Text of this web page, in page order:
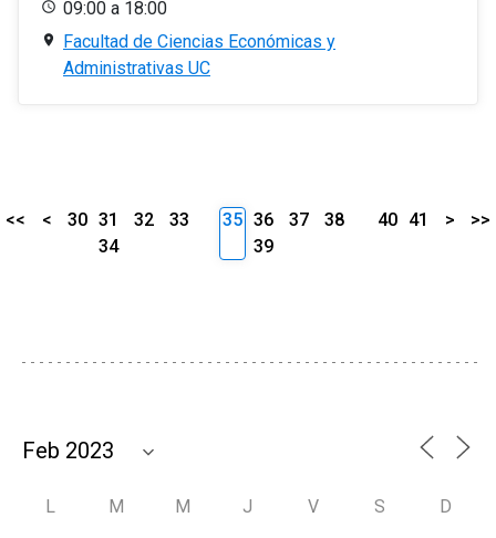
09:00 a 18:00
Facultad de Ciencias Económicas y
Administrativas UC
<< < 30 31 32
33
34
35 36 37
38
39
40 41 > >>
L M M J V S D